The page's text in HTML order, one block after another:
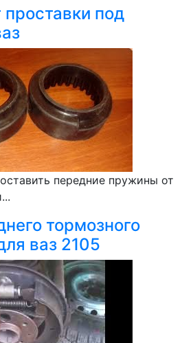
проставки под
передние пружины от
тормозного
ваз 2105